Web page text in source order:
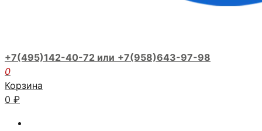
+7(495)142-40-72 или +7(958)643-97-98
0
Корзина
0 ₽